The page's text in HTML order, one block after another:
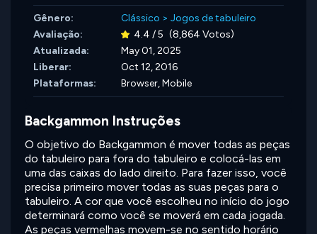
Gênero: Clássico > Jogos de tabuleiro
Avaliação:
4.4 / 5 (8,864 Votos)
Atualizada:
May 01, 2025
Liberar:
Oct 12, 2016
Plataformas:
Browser, Mobile
Backgammon Instruções
O objetivo do Backgammon é mover todas as peças
do tabuleiro para fora do tabuleiro e colocá-las em
uma das caixas do lado direito. Para fazer isso, você
precisa primeiro mover todas as suas peças para o
tabuleiro. A cor que você escolheu no início do jogo
determinará como você se moverá em cada jogada.
As peças vermelhas movem-se no sentido horário